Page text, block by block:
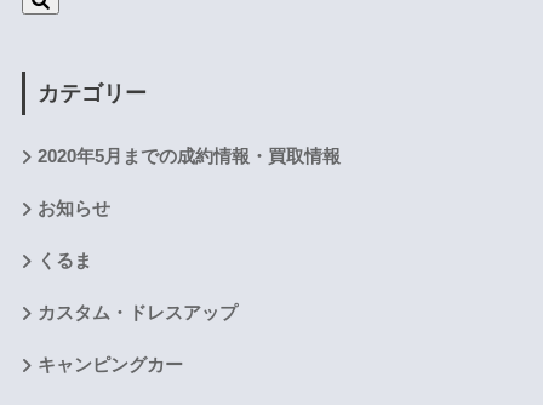
カテゴリー
2020年5月までの成約情報・買取情報
お知らせ
くるま
カスタム・ドレスアップ
キャンピングカー